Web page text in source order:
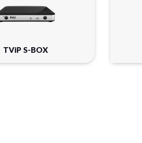
TViP S-BOX